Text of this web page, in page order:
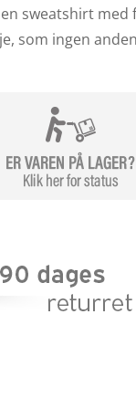
sweatshirt med
som ingen